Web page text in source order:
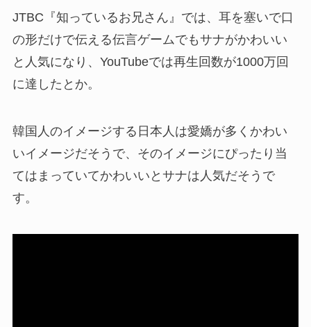
JTBC『知っているお兄さん』では、耳を塞いで口
の形だけで伝える伝言ゲームでもサナがかわいい
と人気になり、YouTubeでは再生回数が1000万回
に達したとか。
韓国人のイメージする日本人は愛嬌が多くかわい
いイメージだそうで、そのイメージにぴったり当
てはまっていてかわいいとサナは人気だそうで
す。